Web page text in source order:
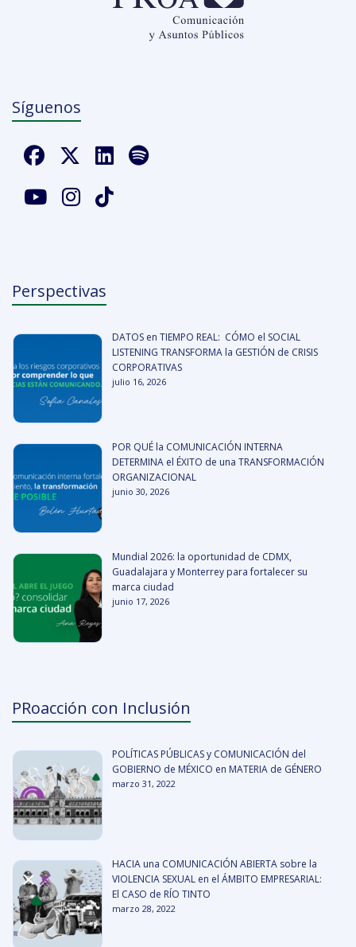
Síguenos
Perspectivas
DATOS en TIEMPO REAL: CÓMO el SOCIAL
LISTENING TRANSFORMA la GESTIÓN de CRISIS
CORPORATIVAS
julio 16, 2026
POR QUÉ la COMUNICACIÓN INTERNA
DETERMINA el ÉXITO de una TRANSFORMACIÓN
ORGANIZACIONAL
junio 30, 2026
Mundial 2026: la oportunidad de CDMX,
Guadalajara y Monterrey para fortalecer su
marca ciudad
junio 17, 2026
PRoacción con Inclusión
POLÍTICAS PÚBLICAS y COMUNICACIÓN del
GOBIERNO de MÉXICO en MATERIA de GÉNERO
marzo 31, 2022
HACIA una COMUNICACIÓN ABIERTA sobre la
VIOLENCIA SEXUAL en el ÁMBITO EMPRESARIAL:
El CASO de RÍO TINTO
marzo 28, 2022